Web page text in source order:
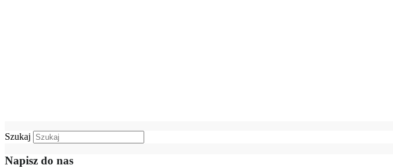
Szukaj
Napisz do nas